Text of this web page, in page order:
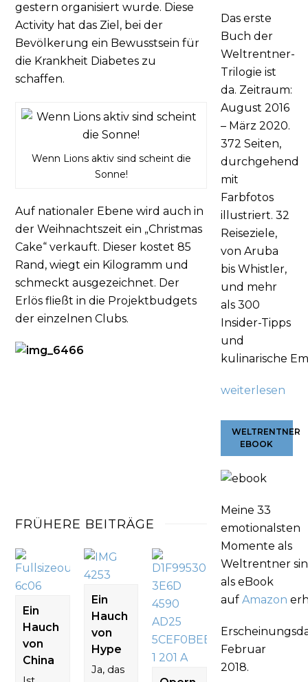
gestern organisiert wurde. Diese
Activity hat das Ziel, bei der
Bevölkerung ein Bewusstsein für
die Krankheit Diabetes zu
schaffen.
Wenn Lions aktiv sind scheint die
Sonne!
Auf nationaler Ebene wird auch in
der Weihnachtszeit ein „Christmas
Cake“ verkauft. Dieser kostet 85
Rand, wiegt ein Kilogramm und
schmeckt ausgezeichnet. Der
Erlös fließt in die Projektbudgets
der einzelnen Clubs.
FRÜHERE BEITRÄGE
Ein
Hauch
von
China
Ein
Hauch
von
Hype
Ja, das
Das erste
Buch der
Weltrentner-
Trilogie ist
da. Zeitraum:
August 2016
– März 2020.
372 Seiten,
durchgehend
mit
Farbfotos
illustriert. 32
Reiseziele,
von Aruba
bis Whistler,
und mehr
als 300
Insider-Tipps
und
kulinarische
weiterlesen
WELTRENTNER
EBOOK
Meine 33
emotionalsten
Momente als
Weltrentner
als eBook
auf Amazon
Februar
2018.